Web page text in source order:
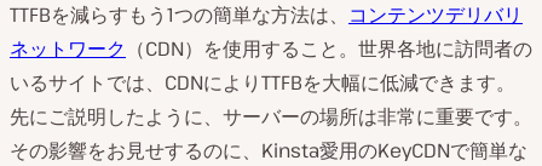
TTFBを減らすもう1つの簡単な方法は、 コンテンツデリバリ
ネットワーク （CDN）を使用すること。世界各地に訪問者の
いるサイトでは、CDNによりTTFBを大幅に低減できます。
先にご説明したように、サーバーの場所は非常に重要です。
その影響をお見せするのに、Kinsta愛用のKeyCDNで簡単な